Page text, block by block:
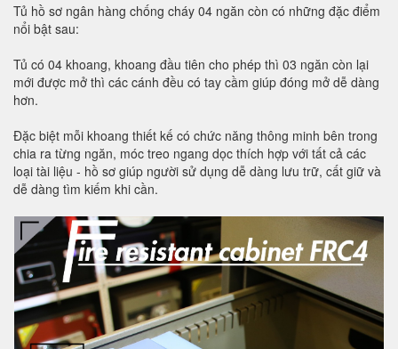
Tủ hồ sơ ngân hàng chống cháy 04 ngăn còn có những đặc điểm
nổi bật sau:
Tủ có 04 khoang, khoang đầu tiên cho phép thì 03 ngăn còn lại
mới được mở thì các cánh đều có tay cầm giúp đóng mở dễ dàng
hơn.
Đặc biệt mỗi khoang thiết kế có chức năng thông minh bên trong
chia ra từng ngăn, móc treo ngang dọc thích hợp với tất cả các
loại tài liệu - hồ sơ giúp người sử dụng dễ dàng lưu trữ, cất giữ và
dễ dàng tìm kiếm khi cần.